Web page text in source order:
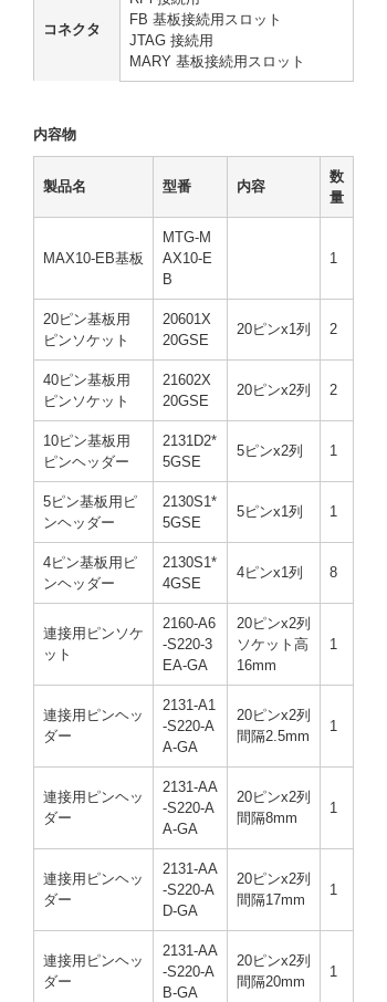
コネクタ
FB 基板接続用スロット
JTAG 接続用
MARY 基板接続用スロット
内容物
製品名 型番 内容
数
量
MAX10-EB基板
MTG-M
AX10-E
B
1
20ピン基板用
ピンソケット
20601X
20GSE
20ピンx1列 2
40ピン基板用
ピンソケット
21602X
20GSE
20ピンx2列 2
10ピン基板用
ピンヘッダー
2131D2*
5GSE
5ピンx2列 1
5ピン基板用ピ
ンヘッダー
2130S1*
5GSE
5ピンx1列 1
4ピン基板用ピ
ンヘッダー
2130S1*
4GSE
4ピンx1列 8
連接用ピンソケ
ット
2160-A6
-S220-3
EA-GA
20ピンx2列
ソケット高
16mm
1
連接用ピンヘッ
ダー
2131-A1
-S220-A
A-GA
20ピンx2列
間隔2.5mm
1
連接用ピンヘッ
ダー
2131-AA
-S220-A
A-GA
20ピンx2列
間隔8mm
1
連接用ピンヘッ
ダー
2131-AA
-S220-A
D-GA
20ピンx2列
間隔17mm
1
連接用ピンヘッ
ダー
2131-AA
-S220-A
B-GA
20ピンx2列
間隔20mm
1